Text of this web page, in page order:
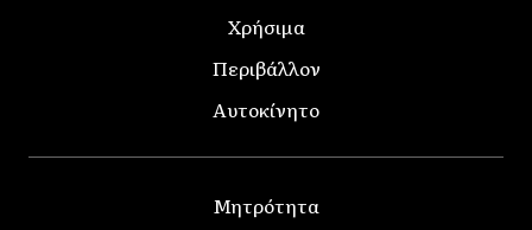
Χρήσιμα
Περιβάλλον
Αυτοκίνητο
Μητρότητα